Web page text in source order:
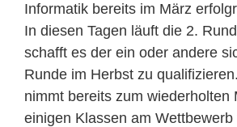
Informatik bereits im März
In diesen Tagen läuft die 2.
schafft es der ein oder andere
Runde im Herbst zu
nimmt bereits zum wiederholten
einigen Klassen am Wettbewerb